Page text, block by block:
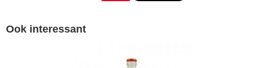
Ook interessant